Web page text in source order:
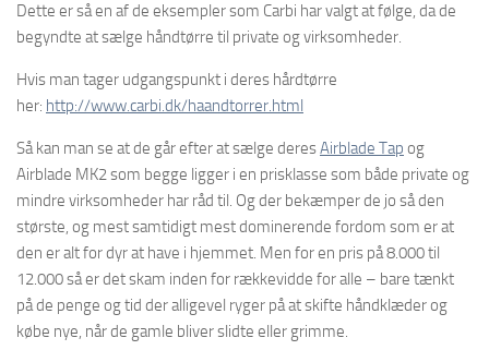
Dette er så en af de eksempler som Carbi har valgt at følge, da de
begyndte at sælge håndtørre til private og virksomheder.
Hvis man tager udgangspunkt i deres hårdtørre
her: http://www.carbi.dk/haandtorrer.html
Så kan man se at de går efter at sælge deresAirblade Tap og
Airblade MK2 som begge ligger i en prisklasse som både private og
mindre virksomheder har råd til. Og der bekæmper de jo så den
største, og mest samtidigt mest dominerende fordom som er at
den er alt for dyr at have i hjemmet. Men for en pris på 8.000 til
12.000 så er det skam inden for rækkevidde for alle – bare tænkt
på de penge og tid der alligevel ryger på at skifte håndklæder og
købe nye, når de gamle bliver slidte eller grimme.